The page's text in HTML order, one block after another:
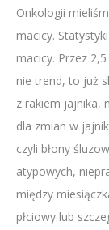
Onkologii
macicy.
macicy. Przez
nie trend, to już
z rakiem jajnika,
dla zmian w
czyli błony
atypowych,
między
płciowy lub